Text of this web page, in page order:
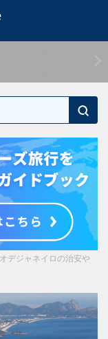
デジャネイロの治安や